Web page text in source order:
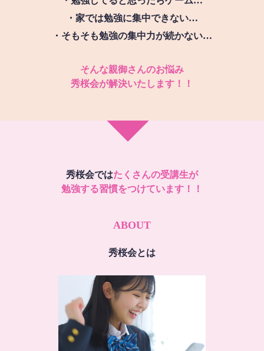
・家では勉強に集中できない…
・そもそも勉強の集中力が続かない…
そんな親御さんのお悩み
秀桜会が解決いたします！！
秀桜会ではたくさんの受講生が
勉強する習慣をつけています！！
ABOUT
秀桜会とは